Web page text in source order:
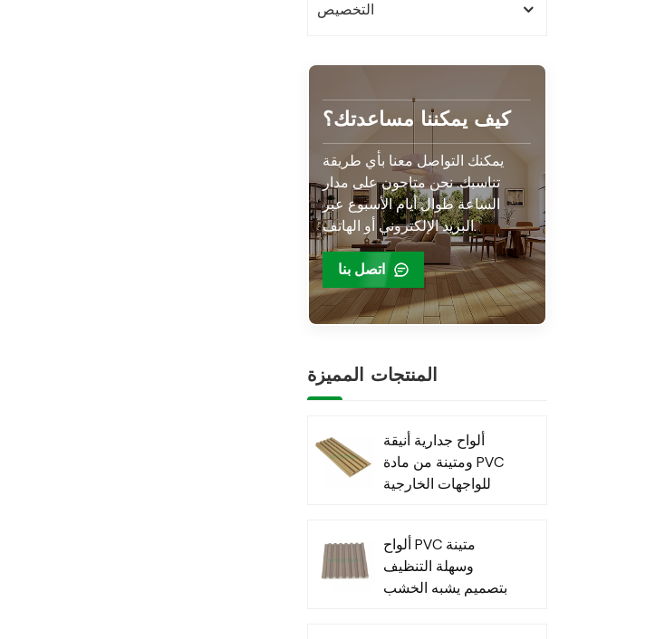
التخصيص
كيف يمكننا مساعدتك؟
يمكنك التواصل معنا بأي طريقة
تناسبك. نحن متاحون على مدار
الساعة طوال أيام الأسبوع عبر
البريد الإلكتروني أو الهاتف.
اتصل بنا
المنتجات المميزة
ألواح جدارية أنيقة
ومتينة من مادة PVC
للواجهات الخارجية
ألواح PVC متينة
وسهلة التنظيف
بتصميم يشبه الخشب